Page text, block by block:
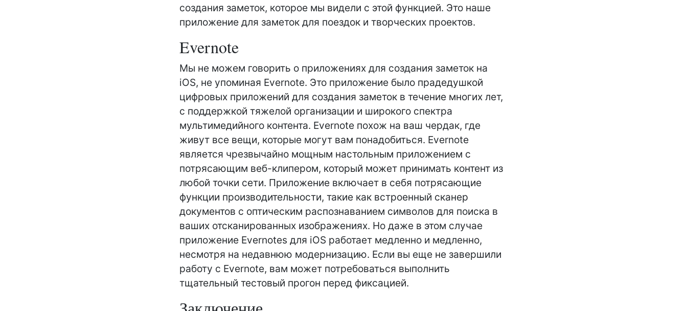
создания заметок, которое мы видели с этой функцией. Это наше
приложение для заметок для поездок и творческих проектов.
Evernote
Мы не можем говорить о приложениях для создания заметок на
iOS, не упоминая Evernote. Это приложение было прадедушкой
цифровых приложений для создания заметок в течение многих лет,
с поддержкой тяжелой организации и широкого спектра
мультимедийного контента. Evernote похож на ваш чердак, где
живут все вещи, которые могут вам понадобиться. Evernote
является чрезвычайно мощным настольным приложением с
потрясающим веб-клипером, который может принимать контент из
любой точки сети. Приложение включает в себя потрясающие
функции производительности, такие как встроенный сканер
документов с оптическим распознаванием символов для поиска в
ваших отсканированных изображениях. Но даже в этом случае
приложение Evernotes для iOS работает медленно и медленно,
несмотря на недавнюю модернизацию. Если вы еще не завершили
работу с Evernote, вам может потребоваться выполнить
тщательный тестовый прогон перед фиксацией.